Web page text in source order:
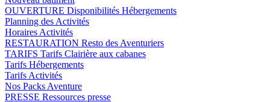
OUVERTURE Disponibilités Hébergements
Planning des Activités
Horaires Activités
RESTAURATION Resto des Aventuriers
TARIFS Tarifs Clairière aux cabanes
Tarifs Hébergements
Tarifs Activités
Nos Packs Aventure
PRESSE Ressources presse